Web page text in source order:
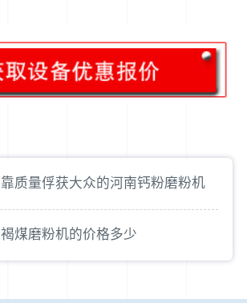
靠质量俘获大众的河南钙粉磨粉机
褐煤磨粉机的价格多少